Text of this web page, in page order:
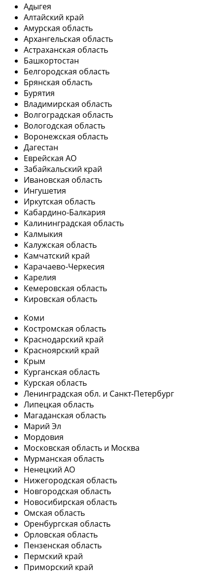
Адыгея
Алтайский край
Амурская область
Архангельская область
Астраханская область
Башкортостан
Белгородская область
Брянская область
Бурятия
Владимирская область
Волгоградская область
Вологодская область
Воронежская область
Дагестан
Еврейская АО
Забайкальский край
Ивановская область
Ингушетия
Иркутская область
Кабардино-Балкария
Калининградская область
Калмыкия
Калужская область
Камчатский край
Карачаево-Черкесия
Карелия
Кемеровская область
Кировская область
Коми
Костромская область
Краснодарский край
Красноярский край
Крым
Курганская область
Курская область
Ленинградская обл. и Санкт-Петербург
Липецкая область
Магаданская область
Марий Эл
Мордовия
Московская область и Москва
Мурманская область
Ненецкий АО
Нижегородская область
Новгородская область
Новосибирская область
Омская область
Оренбургская область
Орловская область
Пензенская область
Пермский край
Приморский край